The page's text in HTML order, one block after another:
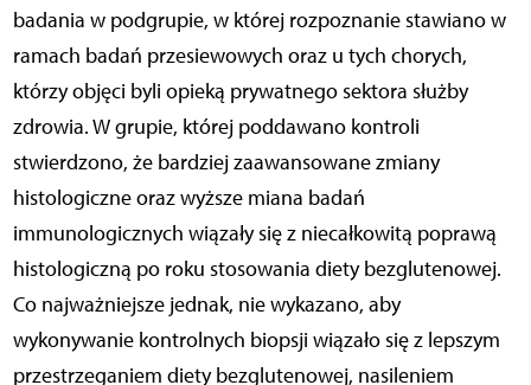
badania w podgrupie, w której rozpoznanie stawiano w
ramach badań przesiewowych oraz u tych chorych,
którzy objęci byli opieką prywatnego sektora służby
zdrowia. W grupie, której poddawano kontroli
stwierdzono, że bardziej zaawansowane zmiany
histologiczne oraz wyższe miana badań
immunologicznych wiązały się z niecałkowitą poprawą
histologiczną po roku stosowania diety bezglutenowej.
Co najważniejsze jednak, nie wykazano, aby
wykonywanie kontrolnych biopsji wiązało się z lepszym
przestrzeganiem diety bezglutenowej, nasileniem